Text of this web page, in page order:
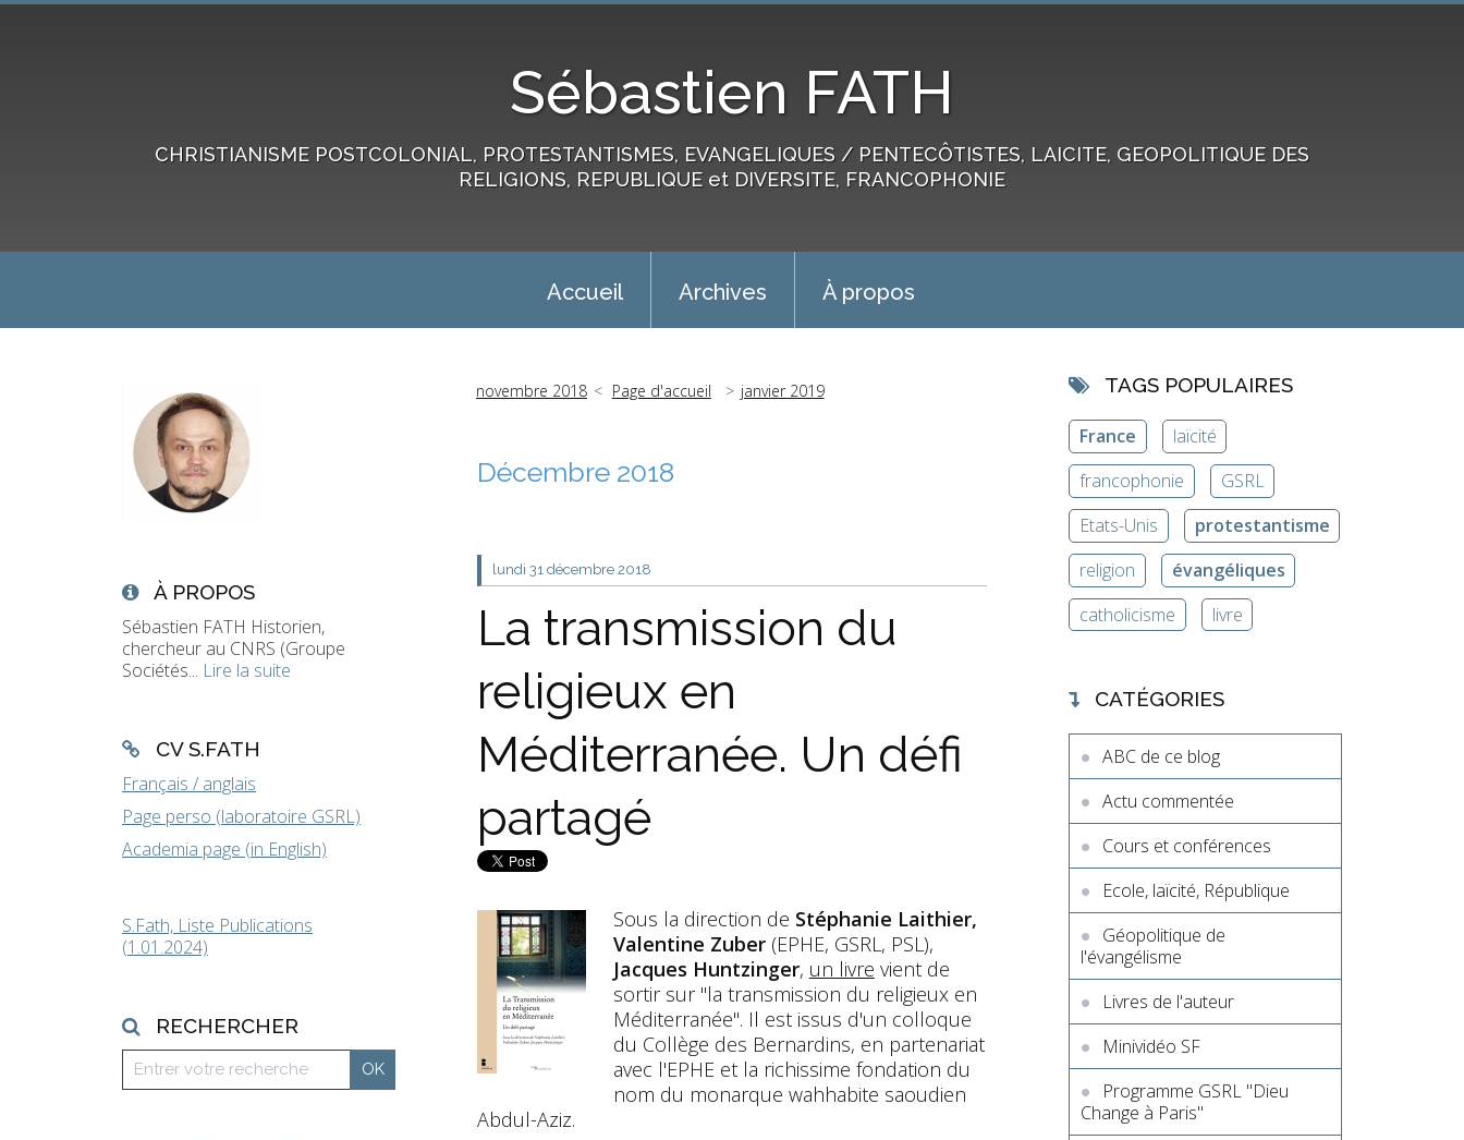
Sébastien FATH
CHRISTIANISME POSTCOLONIAL, PROTESTANTISMES, EVANGELIQUES / PENTECÔTISTES, LAICITE, GEOPOLITIQUE DES
RELIGIONS, REPUBLIQUE et DIVERSITE, FRANCOPHONIE
Accueil Archives À propos
À PROPOS
Sébastien FATH Historien,
chercheur au CNRS (Groupe
Sociétés... Lire la suite
CV S.FATH
Français / anglais
Page perso (laboratoire GSRL)
Academia page (in English)
S.Fath, Liste Publications
(1.01.2024)
RECHERCHER
novembre 2018 Page d'accueil janvier 2019
Décembre 2018
lundi 31 décembre 2018
La transmission du
religieux en
Méditerranée. Un défi
partagé
Sous la direction de Stéphanie Laithier,
Valentine Zuber(EPHE, GSRL, PSL),
Jacques Huntzinger, un livre vient de
sortir sur "la transmission du religieux en
Méditerranée". Il est issus d'un colloque
du Collège des Bernardins, en partenariat
avec l'EPHE et la richissime fondation du
nom du monarque wahhabite saoudien
Abdul-Aziz.
TAGS POPULAIRES
France
laïcité
francophonie
GSRL
Etats-Unis
protestantisme
religion
évangéliques
catholicisme
livre
CATÉGORIES
ABC de ce blog
Actu commentée
Cours et conférences
Ecole, laïcité, République
Géopolitique de
l'évangélisme
Livres de l'auteur
Minividéo SF
Programme GSRL "Dieu
Change à Paris"